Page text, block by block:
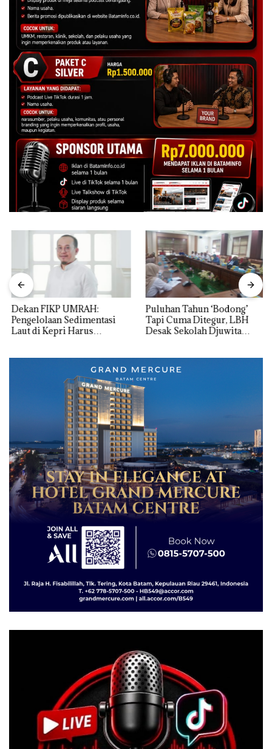
Dekan FIKP UMRAH:
Pengelolaan Sedimentasi
Laut di Kepri Harus
Puluhan Tahun ‘Bodong’
Tapi Cuma Ditegur, LBH
Desak Sekolah Djuwita